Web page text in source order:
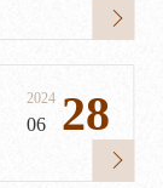
2024
06 28